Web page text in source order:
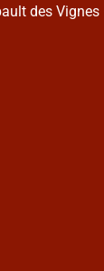
des Vignes